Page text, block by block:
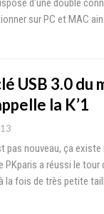
d'une double
sur PC et MAC
USB 3.0 du
la K’1
pas nouveau, ça existe
PKparis a réussi le tour
la fois de très petite